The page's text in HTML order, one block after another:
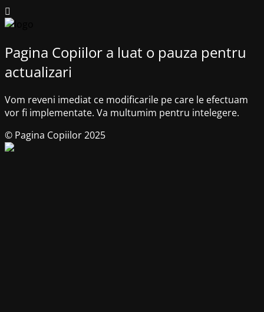
Pagina Copiilor a luat o pauza pentru
actualizari
Vom reveni imediat ce modificarile pe care le efectuam
vor fi implementate. Va multumim pentru intelegere.
© Pagina Copiilor 2025